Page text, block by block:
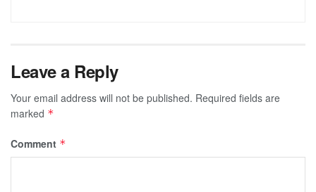
Leave a Reply
Your email address will not be published. Required fields are
marked *
Comment *